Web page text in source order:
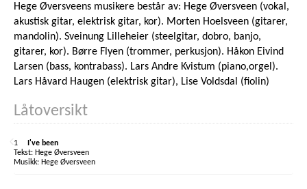
Hege Øversveens musikere består av: Hege Øversveen (vokal,
akustisk gitar, elektrisk gitar, kor). Morten Hoelsveen (gitarer,
mandolin). Sveinung Lilleheier (steelgitar, dobro, banjo,
gitarer, kor). Børre Flyen (trommer, perkusjon). Håkon Eivind
Larsen (bass, kontrabass). Lars Andre Kvistum (piano,orgel).
Lars Håvard Haugen (elektrisk gitar), Lise Voldsdal (fiolin)
Låtoversikt
1
I've been
Hege Øversveen
Hege Øversveen